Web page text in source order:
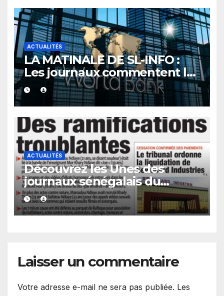
ACTUALITÉS
LA MATINALE DE SL-INFO :
Les journaux commentent le
nouvel accord du Sénégal
avec la Banque mondiale
ACTUALITÉS
Découvrez les Unes des
journaux sénégalais du
mercredi 05 août 2026
Laisser un commentaire
Votre adresse e-mail ne sera pas publiée. Les